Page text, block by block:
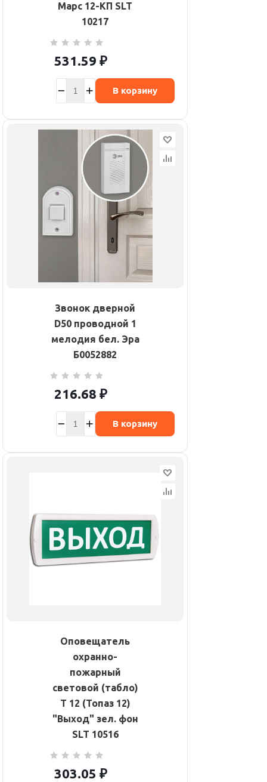
Марс 12-КП SLT
10217
531.59 ₽
В корзину
Звонок дверной
D50 проводной 1
мелодия бел. Эра
Б0052882
216.68 ₽
В корзину
Оповещатель
охранно-
пожарный
световой (табло)
Т 12 (Топаз 12)
"Выход" зел. фон
SLT 10516
303.05 ₽